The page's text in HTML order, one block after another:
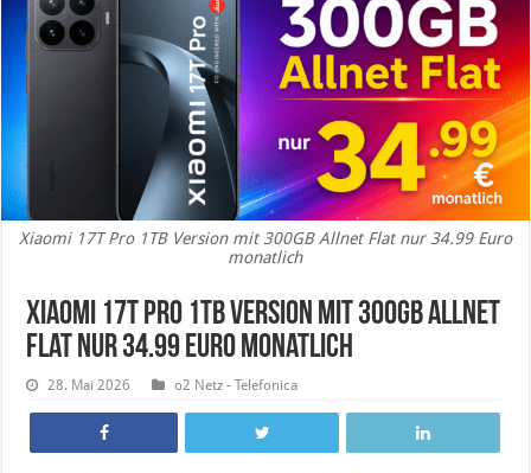
Xiaomi 17T Pro 1TB Version mit 300GB Allnet Flat nur 34.99 Euro
monatlich
Xiaomi 17T Pro 1TB Version mit 300GB Allnet
Flat nur 34.99 Euro monatlich
28. Mai 2026 o2 Netz - Telefonica